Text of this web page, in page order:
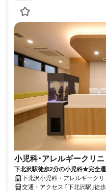
小児科･アレルギークリ
下北沢駅徒歩2分の小児科★完全
下北沢小児科・アレルギークリ
交通・アクセス ｢下北沢駅｣徒